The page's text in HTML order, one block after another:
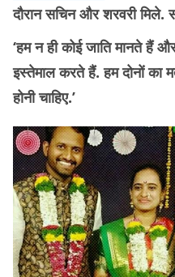
दौरान सचिन और शरवरी मिले.
‘हम न ही कोई जाति मानते हैं
इस्तेमाल करते हैं. हम दोनों का
होनी चाहिए.’